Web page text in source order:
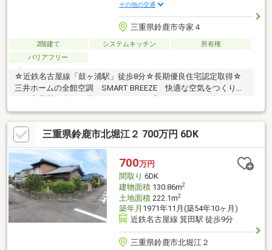
その他の交通
三重県鈴鹿市寺家４
2階建て システムキッチン
所有権
バリアフリー
☆近鉄名古屋線「鼓ヶ浦駅」徒歩8分☆長期優良住宅認定取得☆
三井ホームの全館空調 SMART BREEZE 快適な空気をつくり続
の空気をまもり続ける高断熱・高気密な構造躯体☆リビング吹き
抜けプラン 明るく、解放感☆収納充実☆室内大変丁寧にお使い
です☆駐車３台可能☆太陽光発電システム付き
三重県鈴鹿市北堀江２ 700万円 6DK
700万円
間取り 6DK
建物面積130.86m2
土地面積222.1m2
築年月 1971年11月(築54年10ヶ月)
近鉄名古屋線 箕田駅 徒歩9分
三重県鈴鹿市北堀江２